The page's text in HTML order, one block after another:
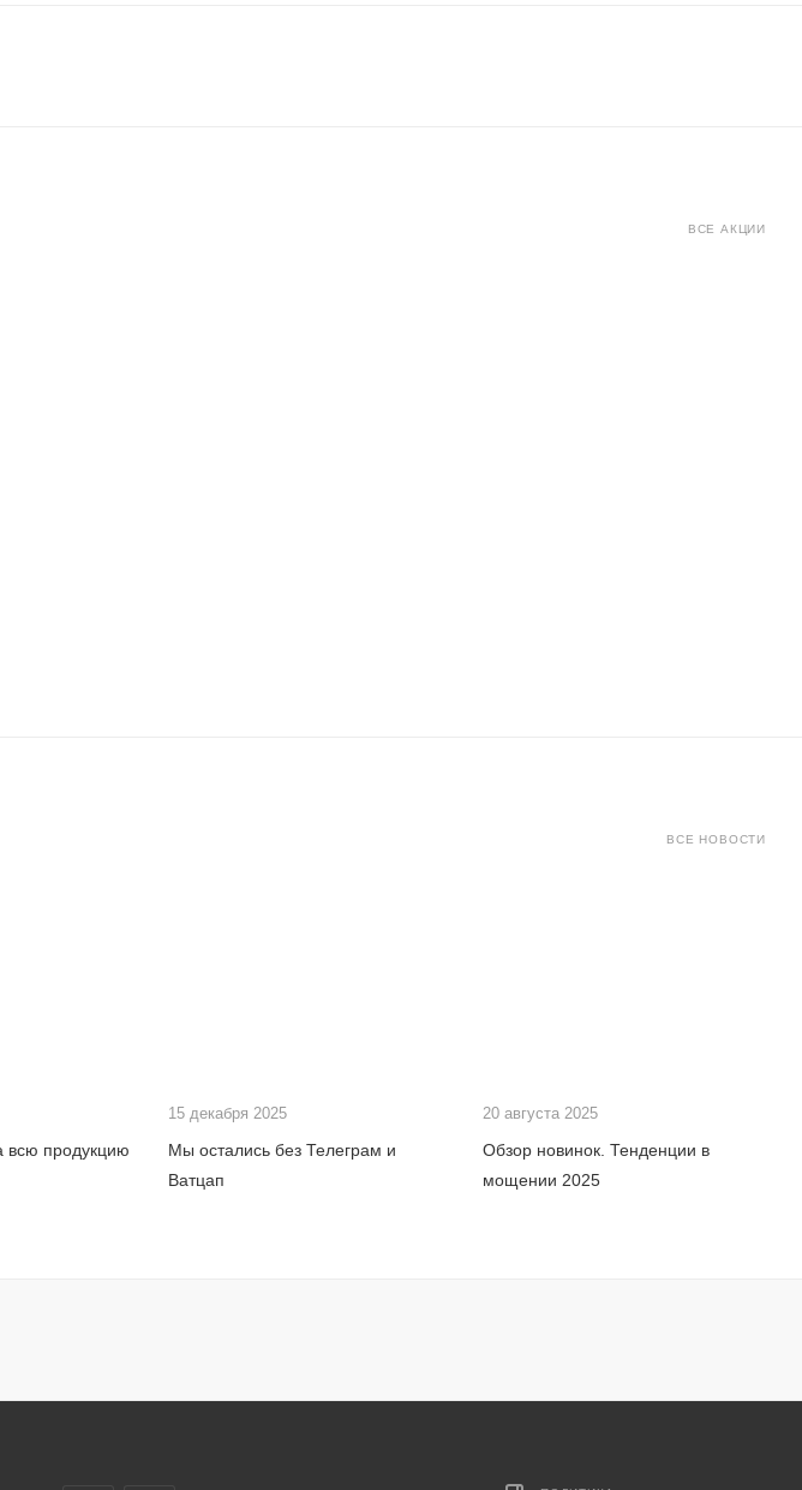
ВСЕ АКЦИИ
ВСЕ НОВОСТИ
всю продукцию
15 декабря 2025
Мы остались без Телеграм и
Ватцап
20 августа 2025
Обзор новинок. Тенденции в
мощении 2025